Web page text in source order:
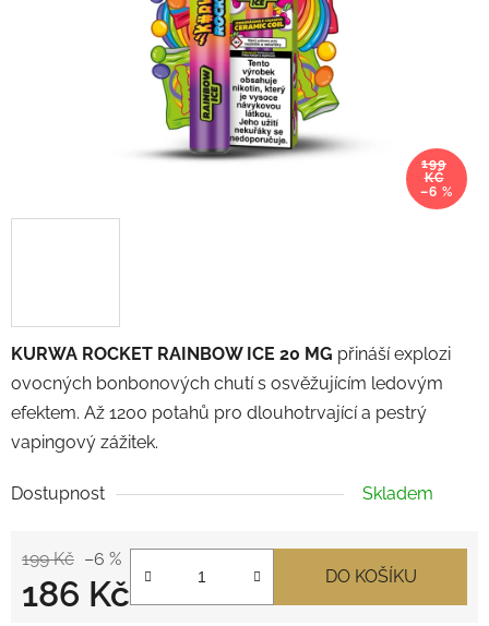
KURWA ROCKET RAINBOW ICE 20 MG přináší explozi
ovocných bonbonových chutí s osvěžujícím ledovým
efektem. Až 1200 potahů pro dlouhotrvající a pestrý
vapingový zážitek.
Dostupnost Skladem
199 Kč –6 %
186 Kč DO KOŠÍKU
199
KČ
–6 %